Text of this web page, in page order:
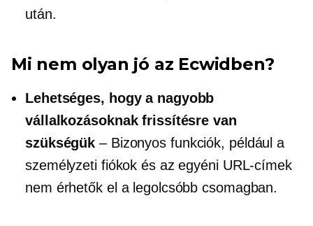
után.
Mi nem olyan jó az Ecwidben?
Lehetséges, hogy a nagyobb
vállalkozásoknak frissítésre van
szükségük – Bizonyos funkciók, például a
személyzeti fiókok és az egyéni URL-címek
nem érhetők el a legolcsóbb csomagban.